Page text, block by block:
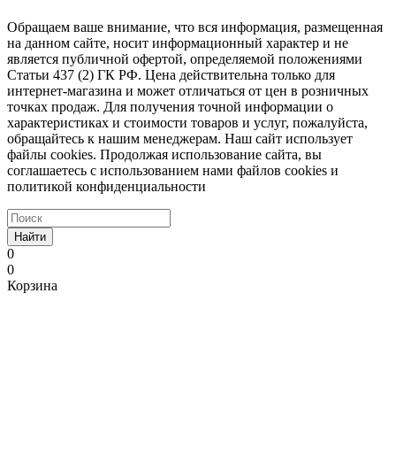
Обращаем ваше внимание, что вся информация, размещенная
на данном сайте, носит информационный характер и не
является публичной офертой, определяемой положениями
Статьи 437 (2) ГК РФ. Цена действительна только для
интернет-магазина и может отличаться от цен в розничных
точках продаж. Для получения точной информации о
характеристиках и стоимости товаров и услуг, пожалуйста,
обращайтесь к нашим менеджерам. Наш сайт использует
файлы cookies. Продолжая использование сайта, вы
соглашаетесь с использованием нами файлов cookies и
политикой конфиденциальности
Найти
0
0
Корзина